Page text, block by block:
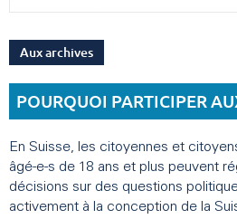
Aux archives
POURQUOI PARTICIPER
En Suisse, les citoyennes et
âgé-e-s de 18 ans et plus peuvent
décisions sur des questions
activement à la conception de la